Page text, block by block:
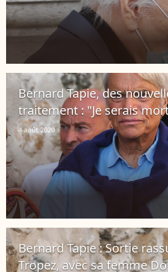
Bernard Tapie, des
traitement : "Je serais
4 août 2020
Bernard Tapie : Sortie
Tropez, avec sa femme